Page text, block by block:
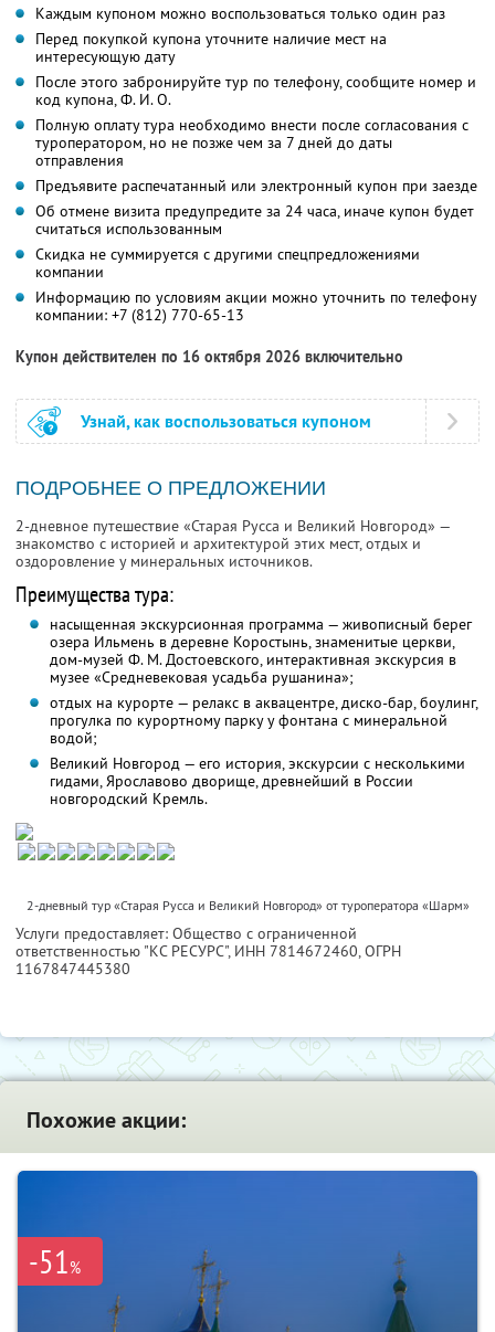
Каждым купоном можно воспользоваться только один раз
Перед покупкой купона уточните наличие мест на
интересующую дату
После этого забронируйте тур по телефону, сообщите номер и
код купона,Ф. И. О.
Полную оплату тура необходимо внести после согласования с
туроператором, но не позже чем за 7 дней до даты
отправления
Предъявите распечатанный или электронный купон при заезде
Об отмене визита предупредите за 24 часа, иначе купон будет
считаться использованным
Скидка не суммируется с другими спецпредложениями
компании
Информацию по условиям акции можно уточнить по телефону
компании: +7 (812) 770-65-13
Купон действителен по 16 октября 2026 включительно
Узнай, как воспользоваться купоном
ПОДРОБНЕЕ О ПРЕДЛОЖЕНИИ
2-дневное путешествие «Старая Русса и Великий Новгород» —
знакомство с историей и архитектурой этих мест, отдых и
оздоровление у минеральных источников.
Преимущества тура:
насыщенная экскурсионная программа — живописный берег
озера Ильмень в деревне Коростынь, знаменитые церкви,
дом-музей Ф. М. Достоевского, интерактивная экскурсия в
музее «Средневековая усадьба рушанина»;
отдых на курорте — релакс в аквацентре, диско-бар, боулинг,
прогулка по курортному парку у фонтана с минеральной
водой;
Великий Новгород — его история, экскурсии с несколькими
гидами, Ярославово дворище, древнейший в России
новгородский Кремль.
2-дневный тур «Старая Русса и Великий Новгород» от туроператора «Шарм»
Услуги предоставляет: Общество с ограниченной
ответственностью "КС РЕСУРС", ИНН 7814672460, ОГРН
1167847445380
Похожие акции:
-51%